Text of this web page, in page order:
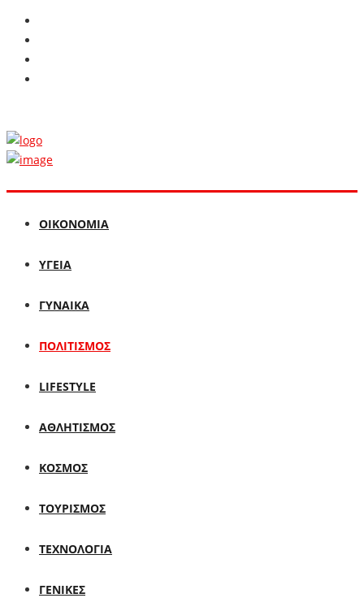
ΟΙΚΟΝΟΜΙΑ
ΥΓΕΙΑ
ΓΥΝΑΙΚΑ
ΠΟΛΙΤΙΣΜΟΣ
LIFESTYLE
ΑΘΛΗΤΙΣΜΟΣ
ΚΟΣΜΟΣ
ΤΟΥΡΙΣΜΟΣ
ΤΕΧΝΟΛΟΓΙΑ
ΓΕΝΙΚΕΣ